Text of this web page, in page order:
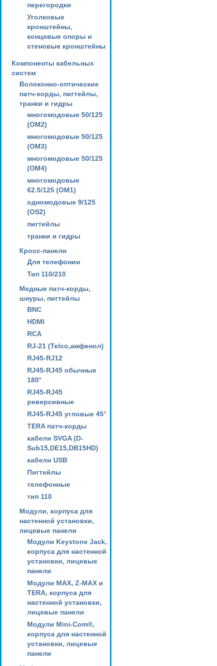
перегородки
Уголковые
кронштейны,
концевые опоры и
стеновые кронштейны
Компоненты кабельных
систем
Волоконно-оптические
патч-корды, пигтейлы,
транки и гидры
многомодовые 50/125
(OM2)
многомодовые 50/125
(OM3)
многомодовые 50/125
(OM4)
многомодовые
62.5/125 (OM1)
одномодовые 9/125
(OS2)
пигтейлы
транки и гидры
Кросс-панели
Для телефонии
Тип 110/210
Медные патч-корды,
шнуры, пигтейлы
BNC
HDMI
RCA
RJ-21 (Telco,амфенол)
RJ45-RJ12
RJ45-RJ45 обычные
180°
RJ45-RJ45
реверсивные
RJ45-RJ45 угловые 45°
TERA патч-корды
кабели SVGA (D-
Sub15,DE15,DB15HD)
кабели USB
Пигтейлы
телефонные
тип 110
Модули, корпуса для
настенной установки,
лицевые панели
Модули Keystone Jack,
корпуса для настенной
установки, лицевые
панели
Модули MAX, Z-MAX и
TERA, корпуса для
настенной установки,
лицевые панели
Модули Mini-Com®,
корпуса для настенной
установки, лицевые
панели